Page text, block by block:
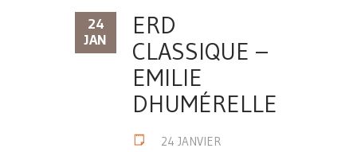
24
JAN
ERD
CLASSIQUE –
EMILIE
DHUMÉRELLE
24 JANVIER